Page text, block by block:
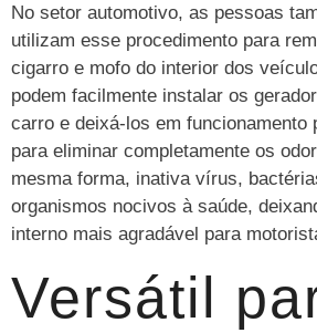
No setor automotivo, as pessoas
utilizam esse procedimento para
cigarro e mofo do interior dos
podem facilmente instalar os
carro e deixá-los em funcionamento
para eliminar completamente os
mesma forma, inativa vírus,
organismos nocivos à saúde,
interno mais agradável para
Versátil